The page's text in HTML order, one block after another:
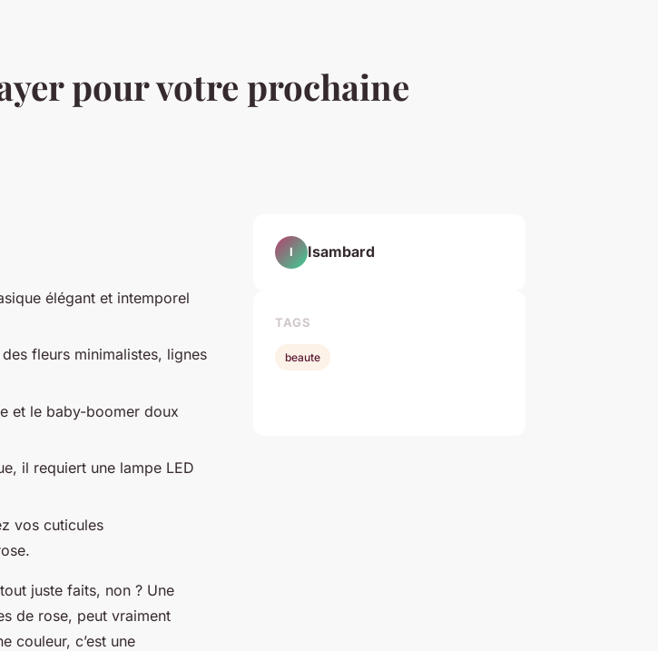
pour votre prochaine
élégant et intemporel
fleurs minimalistes, lignes
et le baby-boomer doux
il requiert une lampe LED
vos cuticules
juste faits, non ? Une
de rose, peut vraiment
couleur, c’est une
I Isambard
TAGS
beaute